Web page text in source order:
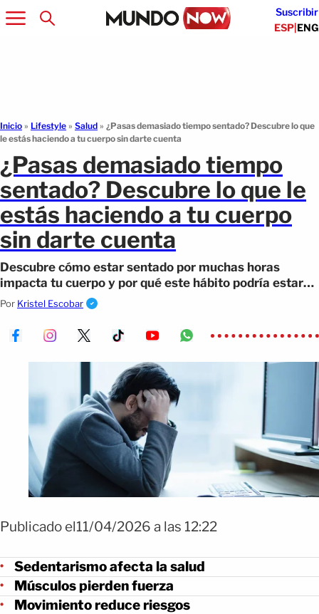
Suscribir
ESP|ENG
Inicio » Lifestyle » Salud » ¿Pasas demasiado tiempo sentado? Descubre lo que
le estás haciendo a tu cuerpo sin darte cuenta
¿Pasas demasiado tiempo
sentado? Descubre lo que le
estás haciendo a tu cuerpo
sin darte cuenta
Descubre cómo estar sentado por muchas horas
impacta tu cuerpo y por qué este hábito podría estar
afectando tu salud más de lo que imaginas.
Por Kristel Escobar
Publicado el11/04/2026 a las 12:22
Sedentarismo afecta la salud
Músculos pierden fuerza
Movimiento reduce riesgos